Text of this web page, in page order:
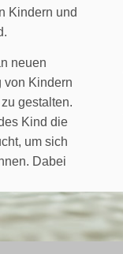
Kindern und
neuen
von Kindern
gestalten.
Kind die
um sich
Dabei